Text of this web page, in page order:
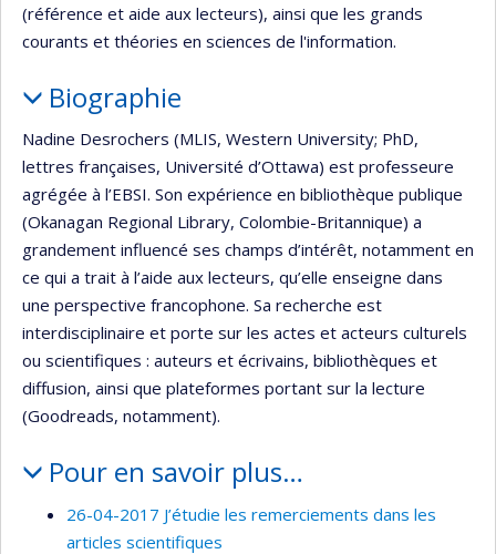
(référence et aide aux lecteurs), ainsi que les grands
courants et théories en sciences de l'information.
Biographie
Nadine Desrochers (MLIS, Western University; PhD,
lettres françaises, Université d’Ottawa) est professeure
agrégée à l’EBSI. Son expérience en bibliothèque publique
(Okanagan Regional Library, Colombie-Britannique) a
grandement influencé ses champs d’intérêt, notamment en
ce qui a trait à l’aide aux lecteurs, qu’elle enseigne dans
une perspective francophone. Sa recherche est
interdisciplinaire et porte sur les actes et acteurs culturels
ou scientifiques : auteurs et écrivains, bibliothèques et
diffusion, ainsi que plateformes portant sur la lecture
(Goodreads, notamment).
Pour en savoir plus…
26-04-2017 J’étudie les remerciements dans les
articles scientifiques